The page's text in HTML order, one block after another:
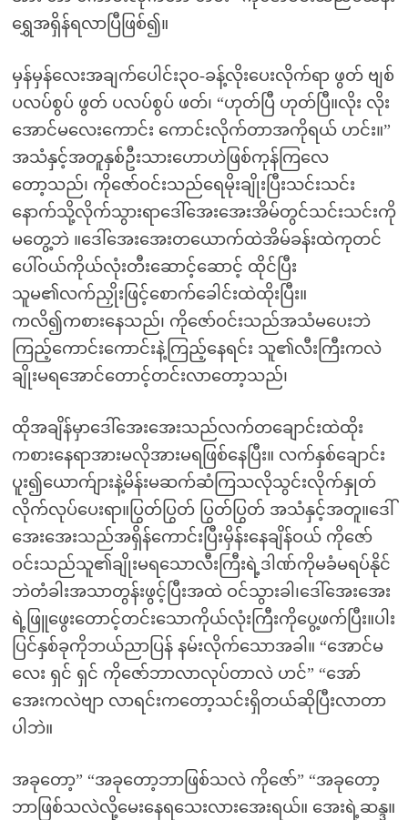
ရွှေအရှိန်ရလာပြီဖြစ်၍။
မှန်မှန်လေးအချက်ပေါင်း၃၀-ခန့်လိုးပေးလိုက်ရာ ဖွတ် ဗျစ်
ပလပ်စွပ် ဖွတ် ပလပ်စွပ် ဖတ်၊ “ဟုတ်ပြီ ဟုတ်ပြီ။လိုး လိုး
အောင်မလေးကောင်း ကောင်းလိုက်တာအကိုရယ် ဟင်း။”
အသံနှင့်အတူနှစ်ဦးသားဟောဟဲဖြစ်ကုန်ကြလေ
တော့သည်၊ ကိုဇော်ဝင်းသည်ရေမိုးချိုးပြီးသင်းသင်း
နောက်သို့လိုက်သွားရာဒေါ်အေးအေးအိမ်တွင်သင်းသင်းကို
မတွေ့ဘဲ ။ဒေါ်အေးအေးတယောက်ထဲအိမ်ခန်းထဲကုတင်
ပေါ်ဝယ်ကိုယ်လုံးတီးဆောင့်ဆောင့် ထိုင်ပြီး
သူမ၏လက်ညှိုးဖြင့်စောက်ခေါင်းထဲထိုးပြီး။
ကလိ၍ကစားနေသည်၊ ကိုဇော်ဝင်းသည်အသံမပေးဘဲ
ကြည့်ကောင်းကောင်းနဲ့ကြည့်နေရင်း သူ၏လီးကြီးကလဲ
ချိုးမရအောင်တောင့်တင်းလာတော့သည်၊
ထိုအချိန်မှာဒေါ်အေးအေးသည်လက်တချောင်းထဲထိုး
ကစားနေရာအားမလိုအားမရဖြစ်နေပြီး။ လက်နှစ်ချောင်း
ပူး၍ယောက်ျားနဲ့မိန်းမဆက်ဆံကြသလိုသွင်းလိုက်နှုတ်
လိုက်လုပ်ပေးရာ။ပြွတ်ပြွတ် ပြွတ်ပြွတ် အသံနှင့်အတူ။ဒေါ်
အေးအေးသည်အရှိန်ကောင်းပြီးမှိန်းနေချိန်ဝယ် ကိုဇော်
ဝင်းသည်သူ၏ချိုးမရသောလီးကြီးရဲ့ဒါဏ်ကိုမခံမရပ်နိုင်
ဘဲတံခါးအသာတွန်းဖွင့်ပြီးအထဲ ဝင်သွားခါ၊ဒေါ်အေးအေး
ရဲ့ဖြူဖွေးတောင့်တင်းသောကိုယ်လုံးကြီးကိုပွေ့ဖက်ပြီး။ပါး
ပြင်နှစ်ခုကိုဘယ်ညာပြန် နမ်းလိုက်သောအခါ။ “အောင်မ
လေး ရှင် ရှင် ကိုဇော်ဘာလာလုပ်တာလဲ ဟင်” “အော်
အေးကလဲဗျာ လာရင်းကတော့သင်းရှိတယ်ဆိုပြီးလာတာ
ပါဘဲ။
အခုတော့” “အခုတော့ဘာဖြစ်သလဲ ကိုဇော်” “အခုတော့
ဘာဖြစ်သလဲလို့မေးနေရသေးလားအေးရယ်။ အေးရဲ့ဆန္ဒ။